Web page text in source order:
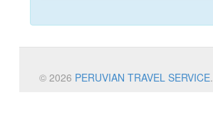
© 2026 PERUVIAN TRAVEL SERVICE.